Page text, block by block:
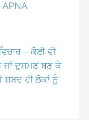
APNA
– ਕੋਈ ਵੀ
ਜਾਂ ਦੁਸ਼ਮਣ ਬਣ ਕੇ
ਸ਼ਬਦ ਹੀ ਲੋਕਾਂ ਨੂੰ